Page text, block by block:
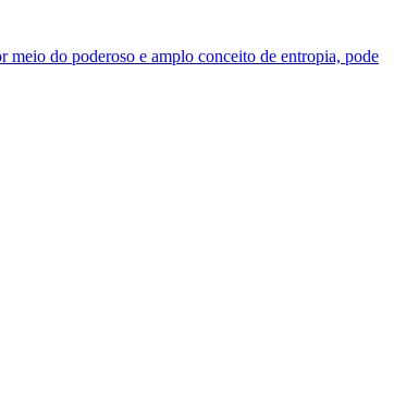
meio do poderoso e amplo conceito de entropia, pode